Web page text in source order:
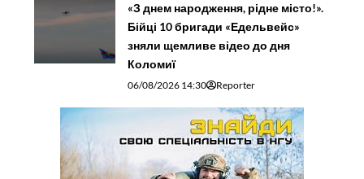
«З днем народження, рідне місто!».
Бійці 10 бригади «Едельвейс»
зняли щемливе відео до дня
Коломиї
06/08/2026 14:30 Reporter